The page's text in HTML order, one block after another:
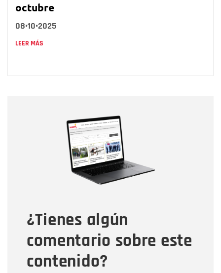
octubre
08•10•2025
LEER MÁS
¿Tienes algún
comentario sobre este
contenido?
Correo electrónico
Tipo de comentario
Mensaje